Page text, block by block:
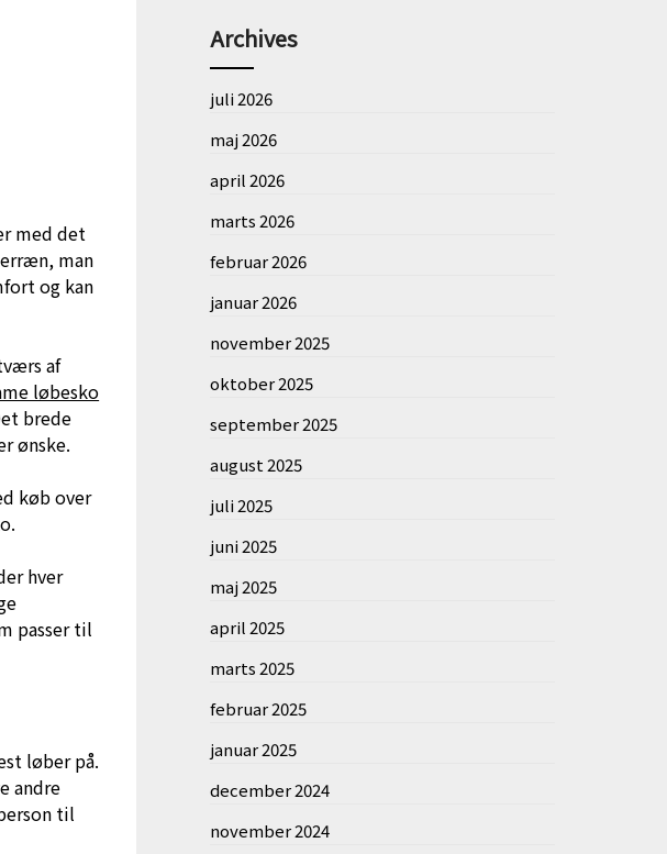
med det
man
og kan
af
løbesko
brede
ønske.
køb over
hver
passer til
løber på.
andre
til
Archives
juli 2026
maj 2026
april 2026
marts 2026
februar 2026
januar 2026
november 2025
oktober 2025
september 2025
august 2025
juli 2025
juni 2025
maj 2025
april 2025
marts 2025
februar 2025
januar 2025
december 2024
november 2024